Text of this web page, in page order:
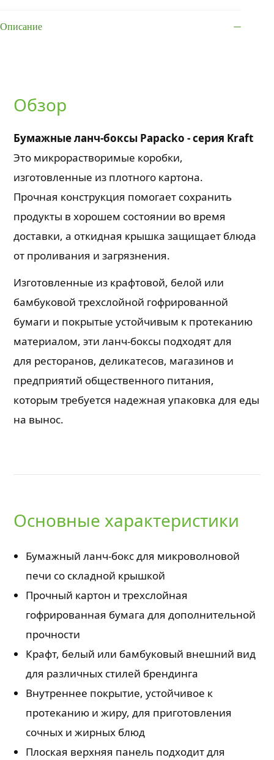
Описание
Обзор
Бумажные ланч-боксы Papacko - серия Kraft
Это микрорастворимые коробки,
изготовленные из плотного картона.
Прочная конструкция помогает сохранить
продукты в хорошем состоянии во время
доставки, а откидная крышка защищает блюда
от проливания и загрязнения.
Изготовленные из крафтовой, белой или
бамбуковой трехслойной гофрированной
бумаги и покрытые устойчивым к протеканию
материалом, эти ланч-боксы подходят для
для ресторанов, деликатесов, магазинов и
предприятий общественного питания,
которым требуется надежная упаковка для еды
на вынос.
Основные характеристики
Бумажный ланч-бокс для микроволновой
печи со складной крышкой
Прочный картон и трехслойная
гофрированная бумага для дополнительной
прочности
Крафт, белый или бамбуковый внешний вид
для различных стилей брендинга
Внутреннее покрытие, устойчивое к
протеканию и жиру, для приготовления
сочных и жирных блюд
Плоская верхняя панель подходит для